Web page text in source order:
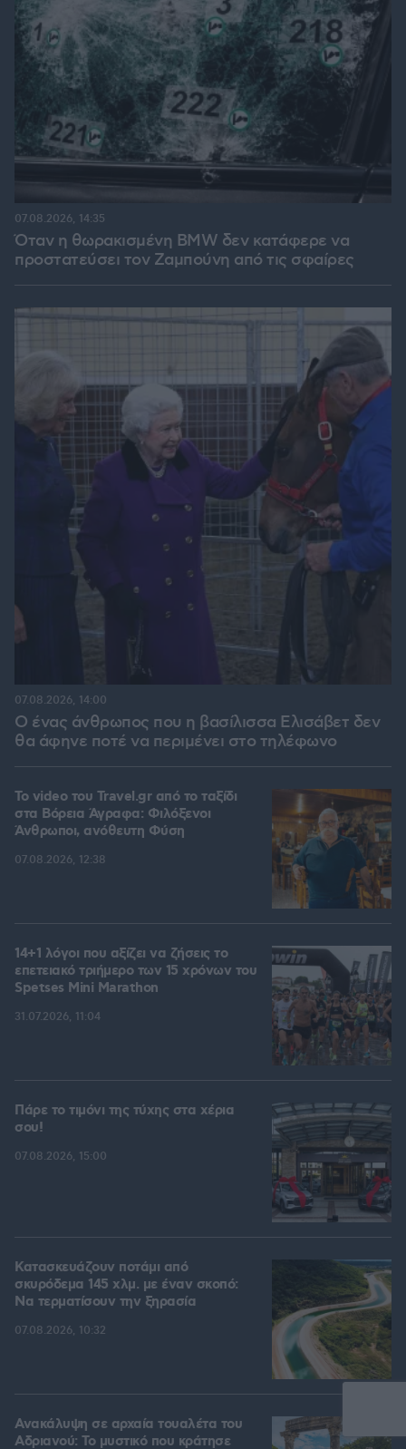
Όταν η θωρακισμένη BMW δεν κατάφερε να
προστατεύσει τον Ζαμπούνη από τις σφαίρες
07.08.2026, 14:35
Ο ένας άνθρωπος που η βασίλισσα Ελισάβετ δεν
θα άφηνε ποτέ να περιμένει στο τηλέφωνο
07.08.2026, 14:00
To video του Travel.gr από το ταξίδι
στα Βόρεια Άγραφα: Φιλόξενοι
Άνθρωποι, ανόθευτη Φύση
07.08.2026, 12:38
14+1 λόγοι που αξίζει να ζήσεις το
επετειακό τριήμερο των 15 χρόνων του
Spetses Mini Marathon
31.07.2026, 11:04
Πάρε το τιμόνι της τύχης στα χέρια
σου!
07.08.2026, 15:00
Κατασκευάζουν ποτάμι από
σκυρόδεμα 145 χλμ. με έναν σκοπό:
Να τερματίσουν την ξηρασία
07.08.2026, 10:32
Ανακάλυψη σε αρχαία τουαλέτα του
Αδριανού: Το μυστικό που κράτησε